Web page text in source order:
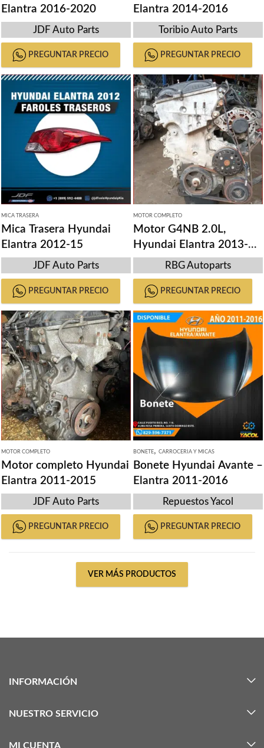
Elantra 2016-2020
JDF Auto Parts
PREGUNTAR PRECIO
Elantra 2014-2016
Toribio Auto Parts
PREGUNTAR PRECIO
MICA TRASERA
Mica Trasera Hyundai
Elantra 2012-15
JDF Auto Parts
PREGUNTAR PRECIO
MOTOR COMPLETO
Motor G4NB 2.0L,
Hyundai Elantra 2013-
2018
RBG Autoparts
PREGUNTAR PRECIO
MOTOR COMPLETO
Motor completo Hyundai
Elantra 2011-2015
JDF Auto Parts
PREGUNTAR PRECIO
BONETE, CARROCERIA Y MICAS
Bonete Hyundai Avante –
Elantra 2011-2016
Repuestos Yacol
PREGUNTAR PRECIO
VER MÁS PRODUCTOS
INFORMACIÓN
NUESTRO SERVICIO
MI CUENTA